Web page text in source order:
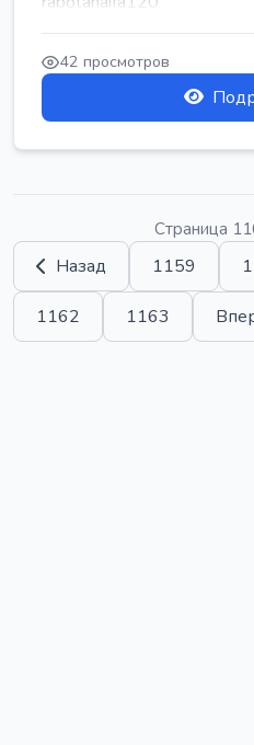
42 просмотров
Страница
Назад 1159
1162 1163